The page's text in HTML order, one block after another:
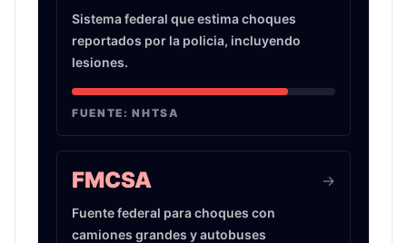
Sistema federal que estima choques
reportados por la policia, incluyendo
lesiones.
FUENTE:NHTSA
FMCSA
Fuente federal para choques con
camiones grandes y autobuses
->